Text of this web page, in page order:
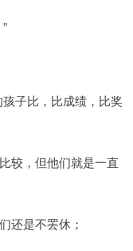
子比，比成绩，比奖
较，但他们就是一直
还是不罢休；